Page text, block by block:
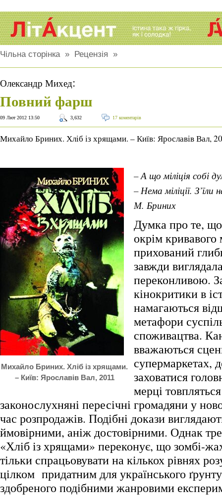
Чільна сторінка» Рецензія »
Олександр Михед:
Повний фарш
09 Лют 2012 13:50 3,632 17 коментарів
Михайло Бриних. Хліб із хрящами. – Київ: Ярославів Вал,
Михайло Бриних. Хліб із хрящами.
– Київ: Ярославів Вал, 2011
– А що міліція собі
– Нема міліції. З’їли
М. Бриних
Думка про те,
окрім кривавого
прихований
завжди
переконливою.
кінокритики в
намагаються
метафори
споживацтва.
вважаються
супермаркетах,
заховатися
мерці
законослухняні пересічні громадяни у
час розпродажів. Подібні докази
ймовірними, аніж достовірними. Однак
«Хліб із хрящами» переконує, що зомбі-
тільки спрацьовувати на кількох рівнях
цілком придатним для українського
здобреного подібними жанровими